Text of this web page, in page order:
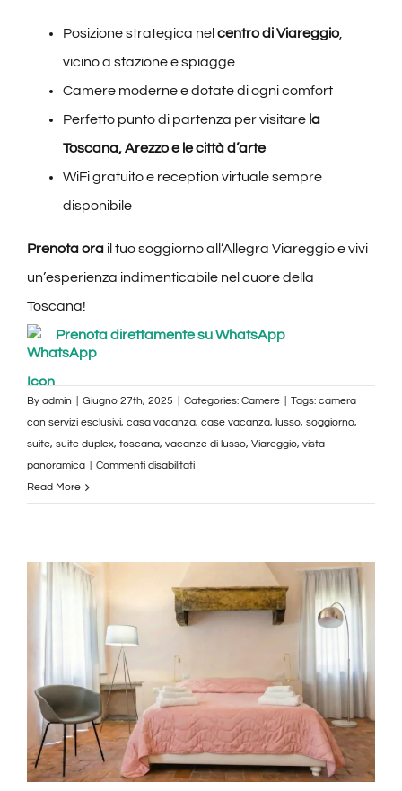
Posizione strategica nel centro di Viareggio,
vicino a stazione e spiagge
Camere moderne e dotate di ogni comfort
Perfetto punto di partenza per visitare la
Toscana, Arezzo e le città d’arte
WiFi gratuito e reception virtuale sempre
disponibile
Prenota orail tuo soggiorno all’Allegra Viareggio e vivi
un’esperienza indimenticabile nel cuore della
Toscana!
Prenota direttamente su WhatsApp
By admin Giugno 27th, 2025 Categories: Camere Tags: camera
con servizi esclusivi, casa vacanza, case vacanza, lusso, soggiorno,
suite, suite duplex, toscana, vacanze di lusso, Viareggio, vista
panoramica
Commenti disabilitatisu
Centro
Storico
Collection
Read More